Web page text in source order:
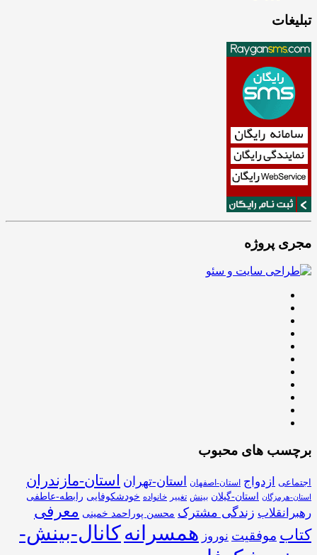
تبلیغات
مجری پروژه
برچسب های محبوب
اجتماعی ازدواج استان-اصفهان استان-تهران استان-مازندران
استان-هرمزگان استان-گیلان بینش تغییر خانواده خودشکوفایی رابطه-عاطفی
رهبرانقلاب زندگی مشترک محسن پوراحمد خمینی معرفی
کتاب موفقیت نوروز همسرانهکانال-بینش-